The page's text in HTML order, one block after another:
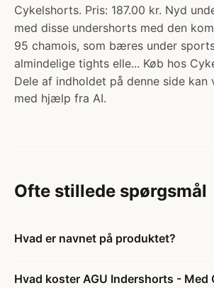
Cykelshorts. Pris: 187.00 kr. Nyd
med disse undershorts med den
95 chamois, som bæres under
almindelige tights elle... Køb hos
Dele af indholdet på denne side
med hjælp fra AI.
Ofte stillede spørgsmål
Hvad er navnet på produktet?
Hvad koster AGU Indershorts - Med